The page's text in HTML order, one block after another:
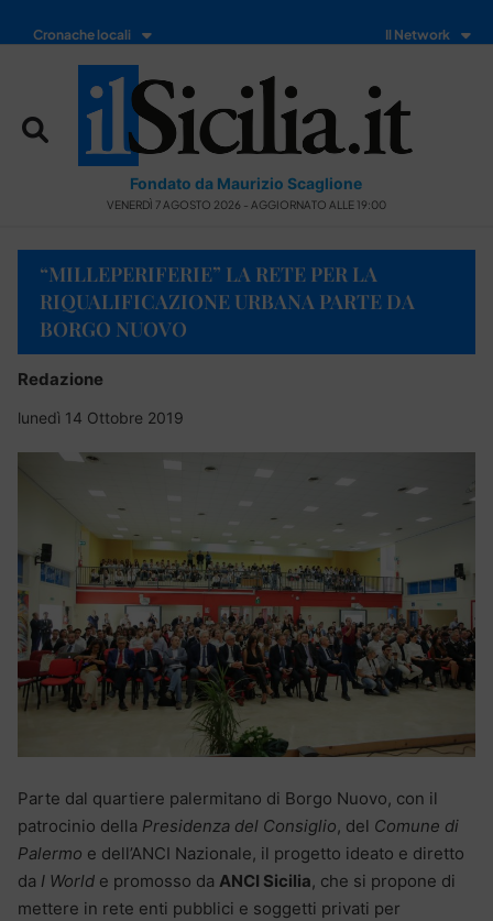
Cronache locali Il Network
Fondato da Maurizio Scaglione
VENERDÌ 7 AGOSTO 2026 - AGGIORNATO ALLE 19:00
“MILLEPERIFERIE” LA RETE PER LA
RIQUALIFICAZIONE URBANA PARTE DA
BORGO NUOVO
Redazione
lunedì 14 Ottobre 2019
Parte dal quartiere palermitano di Borgo Nuovo, con il
patrocinio della Presidenza del Consiglio, del Comune di
Palermo e dell’ANCI Nazionale, il progetto ideato e diretto
da I World e promosso da ANCI Sicilia, che si propone di
mettere in rete enti pubblici e soggetti privati per